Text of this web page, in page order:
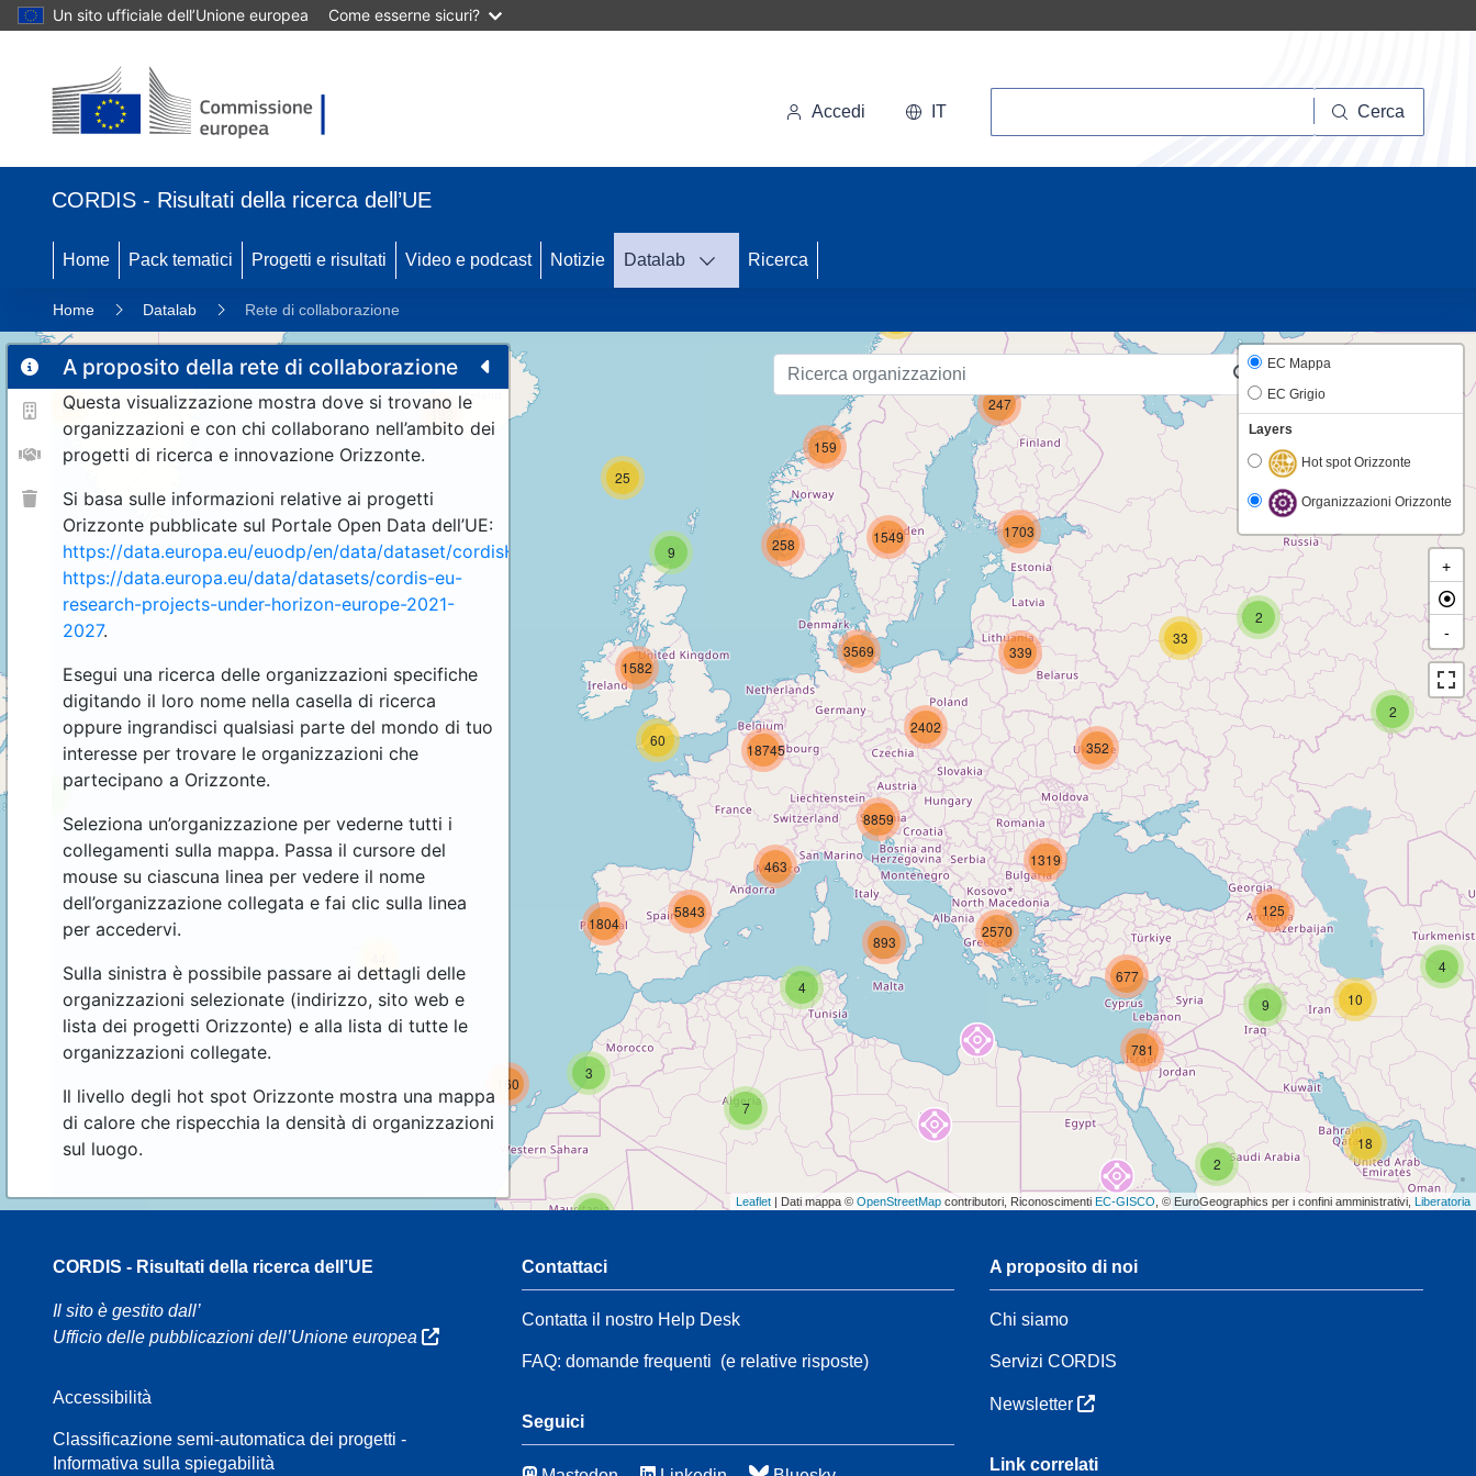
Un sito ufficiale dell’Unione europea Come esserne sicuri?
Accedi IT Cerca
CORDIS - Risultati della ricerca dell’UE
Home Pack tematici Progetti e risultati Video e podcast Notizie Datalab Ricerca
Home Datalab Rete di collaborazione
A proposito della rete di collaborazione
Questa visualizzazione mostra dove si trovano le
organizzazioni e con chi collaborano nell’ambito dei
progetti di ricerca e innovazione Orizzonte.
Si basa sulle informazioni relative ai progetti
Orizzonte pubblicate sul Portale Open Data dell’UE:
https://data.europa.eu/euodp/en/data/dataset/cordisH2020projects
https://data.europa.eu/data/datasets/cordis-eu-
research-projects-under-horizon-europe-2021-
2027.
Esegui una ricerca delle organizzazioni specifiche
digitando il loro nome nella casella di ricerca
oppure ingrandisci qualsiasi parte del mondo di tuo
interesse per trovare le organizzazioni che
partecipano a Orizzonte.
Seleziona un’organizzazione per vederne tutti i
collegamenti sulla mappa. Passa il cursore del
mouse su ciascuna linea per vedere il nome
dell’organizzazione collegata e fai clic sulla linea
per accedervi.
Sulla sinistra è possibile passare ai dettagli delle
organizzazioni selezionate (indirizzo, sito web e
lista dei progetti Orizzonte) e alla lista di tutte le
organizzazioni collegate.
Il livello degli hot spot Orizzonte mostra una mappa
di calore che rispecchia la densità di organizzazioni
sul luogo.
4
18
10
2
2
21
54
11 192
3
160
2
2
33
9
25
159
258
4
893
9
125
1319
781
677
2570
7
1804
5843
60
463
3569
1582
18745
339
352
8859
2402
247
1549 1703
EC Mappa
EC Grigio
Layers
Hot spot Orizzonte
Organizzazioni Orizzonte
+
-
Leaflet | Dati mappa © OpenStreetMap contributori, Riconoscimenti EC-GISCO , © EuroGeographics per i confini amministrativi, Liberatoria
CORDIS - Risultati della ricerca dell’UE
Il sito è gestito dall’
Ufficio delle pubblicazioni dell’Unione europea
Accessibilità
Classificazione semi-automatica dei progetti -
Informativa sulla spiegabilità
Contattaci
Contatta il nostro Help Desk
FAQ: domande frequenti (e relative risposte)
Seguici
A proposito di noi
Chi siamo
Servizi CORDIS
Newsletter
Link correlati